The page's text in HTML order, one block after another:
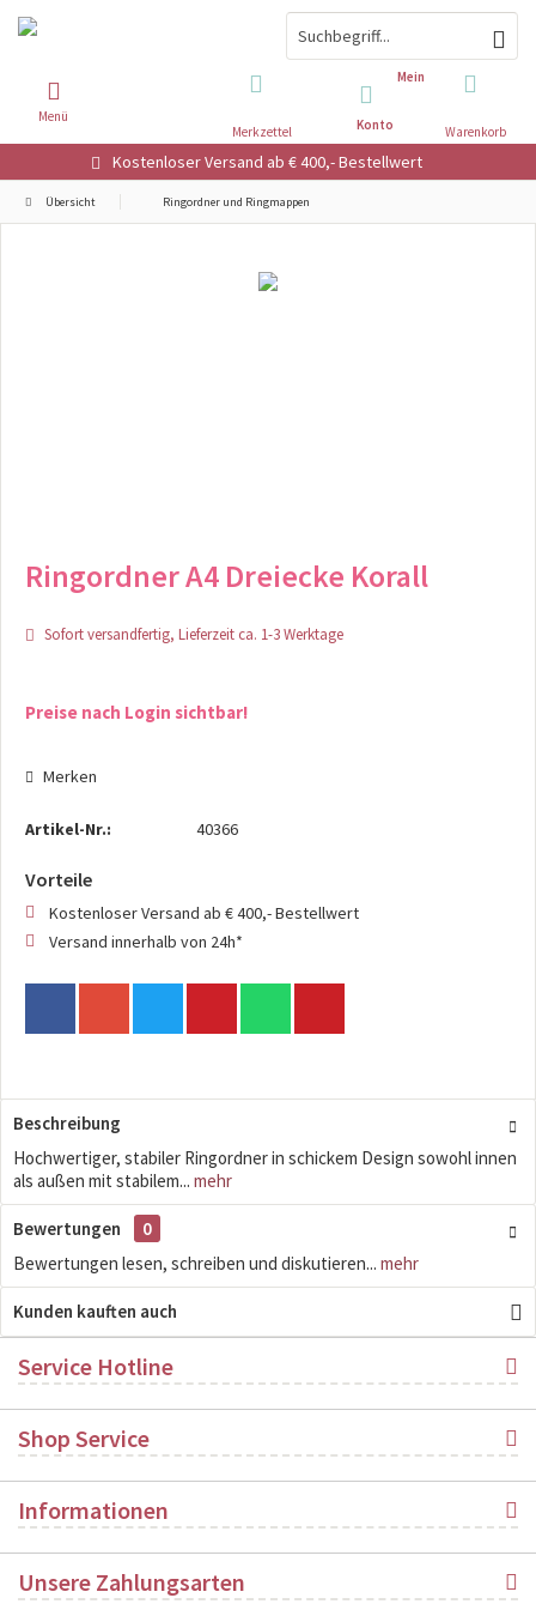
Kostenloser Versand ab € 400,- Bestellwert
Warenkorb
Merkzettel
Mein
Konto
Menü
Übersicht Ringordner und Ringmappen
Ringordner A4 Dreiecke Korall
Sofort versandfertig, Lieferzeit ca. 1-3 Werktage
Preise nach Login sichtbar!
Merken
Artikel-Nr.: 40366
Vorteile
Kostenloser Versand ab € 400,- Bestellwert
Versand innerhalb von 24h*
Beschreibung
Hochwertiger, stabiler Ringordner in schickem Design sowohl innen
als außen mit stabilem... mehr
Bewertungen
0
Bewertungen lesen, schreiben und diskutieren... mehr
Kunden kauften auch
Service Hotline
Shop Service
Informationen
Unsere Zahlungsarten